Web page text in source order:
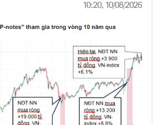
10:20, 10/08/2026